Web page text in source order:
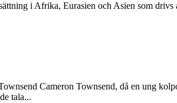
i Afrika, Eurasien och Asien som
Cameron Townsend, då en ung
tala...